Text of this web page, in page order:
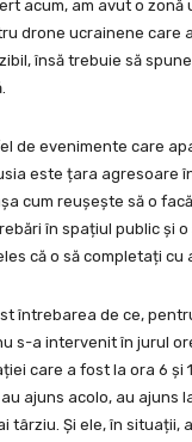
acum, am avut o zonă
drone ucrainene care
însă trebuie să
de evenimente care
este țara agresoare
cum reușește să o
în spațiul public și o
că o să completați cu
întrebarea de ce,
s-a intervenit în jurul
care a fost la ora 6 și
ajuns acolo, au ajuns
târziu. Și ele, în situații,